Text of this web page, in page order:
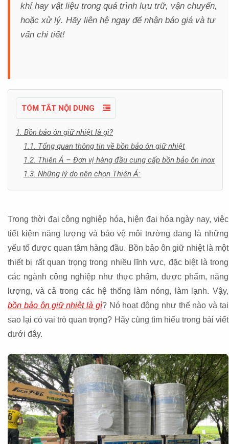
khí hay vật liệu trong quá trình lưu trữ, vận chuyển,
hoặc xử lý. Hãy liên hệ ngay để nhận báo giá và tư
vấn chi tiết!
TÓM TẮT NỘI DUNG
1. Bồn bảo ôn giữ nhiệt là gì?
1.1. Tổng quan thông tin về bồn bảo ôn giữ nhiệt
1.2. Thiên Á – Đơn vị hàng đầu cung cấp bồn bảo ôn inox
1.3. Những lý do nên chọn Thiên Á:
Trong thời đại công nghiệp hóa, hiện đại hóa ngày nay, việc
tiết kiệm năng lượng và bảo vệ môi trường đang là những
yếu tố được quan tâm hàng đầu. Bồn bảo ôn giữ nhiệt là một
thiết bị rất quan trọng trong nhiều lĩnh vực, đặc biệt là trong
các ngành công nghiệp như thực phẩm, dược phẩm, năng
lượng, và cả trong các hệ thống làm nóng, làm lạnh. Vậy,
bồn bảo ôn giữ nhiệt là gì? Nó hoạt động như thế nào và tại
sao lại có vai trò quan trọng? Hãy cùng tìm hiểu trong bài viết
dưới đây.